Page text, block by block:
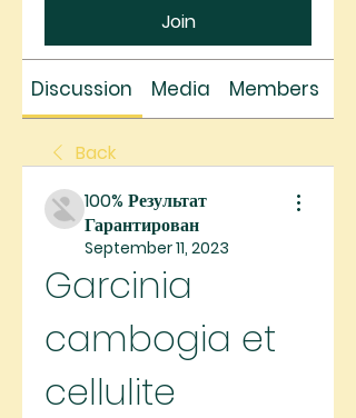
Join
Discussion Media Members
Back
100% Результат
Гарантирован
September 11, 2023
Garcinia
cambogia et
cellulite